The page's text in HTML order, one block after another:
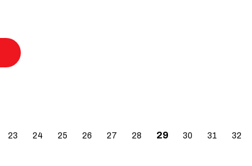
23 24 25 26 27 28 29 30 31 32